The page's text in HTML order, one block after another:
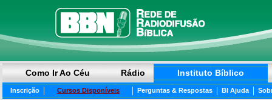
Como Ir Ao Céu Rádio Instituto Bíblico
Inscrição | Cursos Disponíveis | Perguntas & Respostas | BI Ajuda |